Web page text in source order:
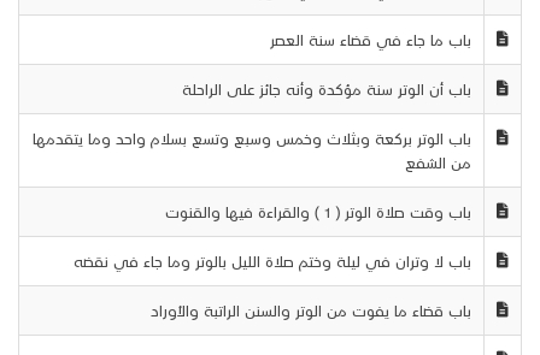
باب ما جاء في قضاء سنة العصر
باب أن الوتر سنة مؤكدة وأنه جائز على الراحلة
باب الوتر بركعة وبثلاث وخمس وسبع وتسع بسلام واحد وما يتقدمها
من الشفع
باب وقت صلاة الوتر ( 1 ) والقراءة فيها والقنوت
باب لا وتران في ليلة وختم صلاة الليل بالوتر وما جاء في نقضه
باب قضاء ما يفوت من الوتر والسنن الراتبة والأوراد